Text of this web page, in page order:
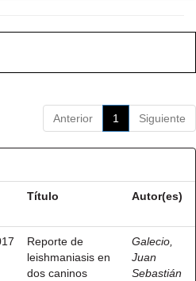
Anterior 1 Siguiente
Título Autor(es)
Reporte de
leishmaniasis en
dos caninos
Galecio,
Juan
Sebastián